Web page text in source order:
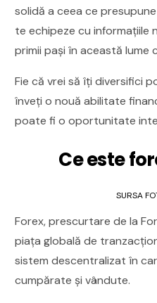
solidă a ceea ce
te echipeze cu informațiile
primii pași în această lume
Fie că vrei să îți diversifici
înveți o nouă abilitate
poate fi o oportunitate
Ce este
SURSA
Forex, prescurtare de la
piața globală de
sistem descentralizat în
cumpărate și vândute.